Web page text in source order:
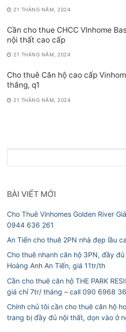
21 THÁNG NĂM, 2024
Cần cho thue CHCC VInhome
nội thất cao cấp
21 THÁNG NĂM, 2024
Cho thuê Căn hộ cao cấp
thắng, q1
21 THÁNG NĂM, 2024
kiếm
BÀI VIẾT MỚI
Cho Thuê Vinhomes Golden River
0944 636 261
An Tiến cho thuê 2PN nhà đẹp lầu
Cho thuê nhanh căn hộ 3PN, đầy
Hoàng Anh An Tiến, giá 11tr/th
Cần cho thuê căn hộ THE PARK
giá chỉ 7tr/ tháng – call 090 6968
Chính chủ tôi cần cho thuê căn hộ
trang bị đầy đủ nội thất, dọn vào ở